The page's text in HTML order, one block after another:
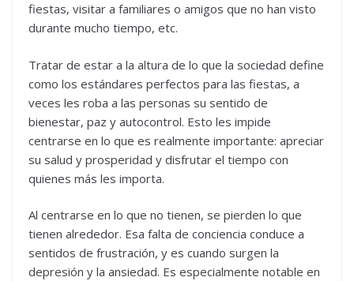
fiestas, visitar a familiares o amigos que no han visto
durante mucho tiempo, etc.
Tratar de estar a la altura de lo que la sociedad define
como los estándares perfectos para las fiestas, a
veces les roba a las personas su sentido de
bienestar, paz y autocontrol. Esto les impide
centrarse en lo que es realmente importante: apreciar
su salud y prosperidad y disfrutar el tiempo con
quienes más les importa.
Al centrarse en lo que no tienen, se pierden lo que
tienen alrededor. Esa falta de conciencia conduce a
sentidos de frustración, y es cuando surgen la
depresión y la ansiedad. Es especialmente notable en